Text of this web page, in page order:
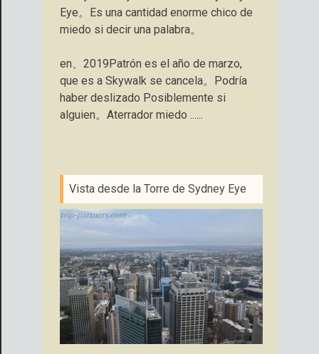
Eye。Es una cantidad enorme chico de
miedo si decir una palabra。
en、2019Patrón es el año de marzo,
que es a Skywalk se cancela。Podría
haber deslizado Posiblemente si
alguien。Aterrador miedo ......
Vista desde la Torre de Sydney Eye